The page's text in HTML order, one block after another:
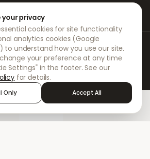
wir mit vollständig registrierten Ärzten und
medizinischen Fachkräften zusammen, um
Rezepte sicher und mit größter Sorgfalt
registrierten unabhängigen Verschreiber
und Verschreibungen. Unsere
sich um die Abgabe und den Versand der
your privacy
cookies for site functionality
analytics cookies (Google
to understand how you use our site.
your preference at any time
Settings" in the footer. See our
for details.
Only Accept All
Sign in